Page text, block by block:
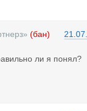
(бан)
ли я понял?